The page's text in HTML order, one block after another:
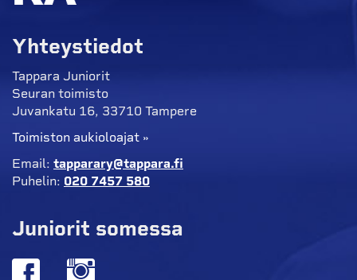
Yhteystiedot
Tappara Juniorit
Seuran toimisto
Juvankatu 16, 33710 Tampere
Toimiston aukioloajat »
Email: tapparary@tappara.fi
Puhelin: 020 7457 580
Juniorit somessa